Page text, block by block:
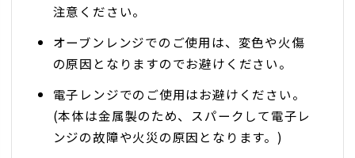
注意ください。
オーブンレンジでのご使用は、変色や火傷
の原因となりますのでお避けください。
電子レンジでのご使用はお避けください。
(本体は金属製のため、スパークして電子レ
ンジの故障や火災の原因となります。)